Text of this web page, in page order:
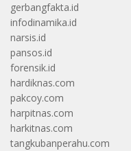
gerbangfakta.id
infodinamika.id
narsis.id
pansos.id
forensik.id
hardiknas.com
pakcoy.com
harpitnas.com
harkitnas.com
tangkubanperahu.com